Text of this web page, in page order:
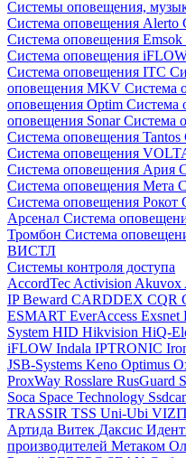
Системы оповещения,
Система оповещения Alerto
Система оповещения Emsok
Система оповещения
Система оповещения ITC
оповещения MKV Система
оповещения Optim Система
оповещения SonarСистема
Система оповещения Tantos
Система оповещения
Система оповещения Ария
Система оповещения Мета
Система оповещения Рокот
Арсенал Система
Тромбон Система
ВИСТЛ
Системы контроля доступа
AccordTec Activision Akuvox
IPBeward CARDDEX CQR
ESMART EverAccess Exsnet
System HID Hikvision HiQ-
iFLOW Indala IPTRONIC
JSB-Systems Keno Optimus
ProxWay Rosslare RusGuard
Soca Space Technology
TRASSIR TSS Uni-Ubi
Артида Витек Даксис
производителей Метаком